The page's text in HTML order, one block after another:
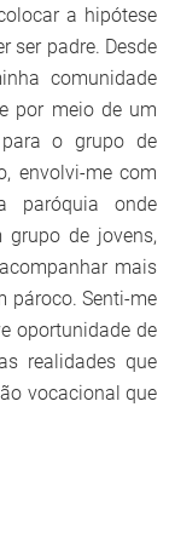
a hipótese
ser padre. Desde
comunidade
por meio de um
o grupo de
envolvi-me com
paróquia onde
de jovens,
mais
pároco. Senti-me
oportunidade de
realidades que
vocacional que